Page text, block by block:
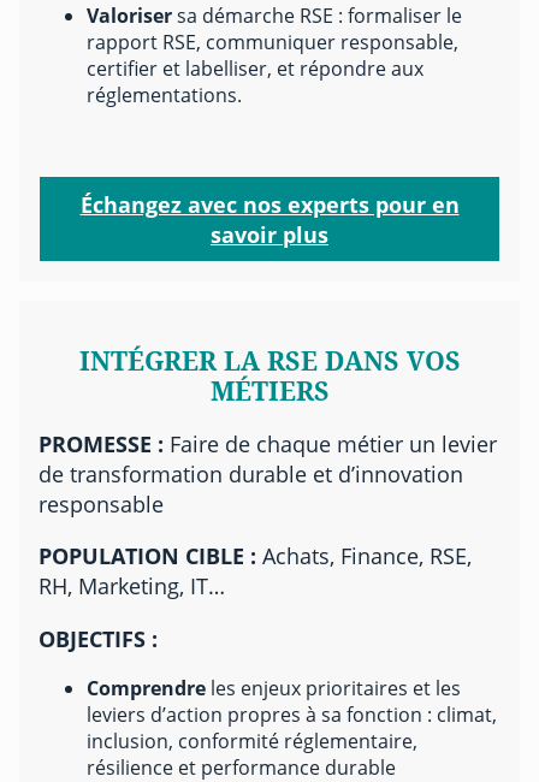
Valorisersa démarche RSE : formaliser le
rapport RSE, communiquer responsable,
certifier et labelliser, et répondre aux
réglementations.
Échangez avec nos experts pour en
savoir plus
INTÉGRER LA RSE DANS VOS
MÉTIERS
PROMESSE : Faire de chaque métier un levier
de transformation durable et d’innovation
responsable
POPULATION CIBLE : Achats, Finance, RSE,
RH, Marketing, IT…
OBJECTIFS :
Comprendre les enjeux prioritaires et les
leviers d’action propres à sa fonction : climat,
inclusion, conformité réglementaire,
résilience et performance durable